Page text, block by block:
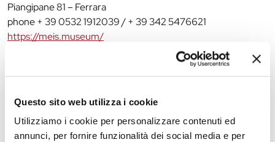
Questo sito web utilizza i cookie
Utilizziamo i cookie per personalizzare contenuti ed
annunci, per fornire funzionalità dei social media e per
Piangipane 81 – Ferrara
phone + 39 0532 1912039 / + 39 342 5476621
https://meis.museum/
The editorial team is not responsible for any inaccuracies or
changes in the program of events reported. In case of
cancellation, variation, modification of the information of an
event you can write toinfotur@comune.fe.it.